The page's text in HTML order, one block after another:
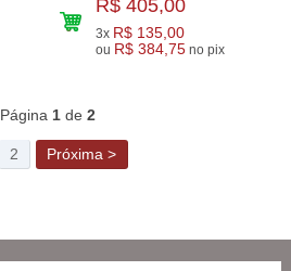
3x R$ 135,00
ou R$ 384,75 no pix
Página 1de 2
2 Próxima >